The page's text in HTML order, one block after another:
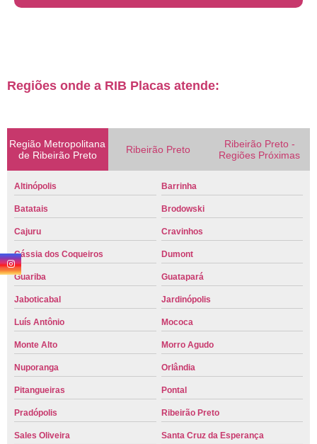
Regiões onde a RIB Placas atende:
Região Metropolitana
de Ribeirão Preto
Ribeirão Preto
Ribeirão Preto -
Regiões Próximas
Altinópolis Barrinha
Batatais Brodowski
Cajuru Cravinhos
Cássia dos Coqueiros Dumont
Guariba Guatapará
Jaboticabal Jardinópolis
Luís Antônio Mococa
Monte Alto Morro Agudo
Nuporanga Orlândia
Pitangueiras Pontal
Pradópolis Ribeirão Preto
Sales Oliveira Santa Cruz da Esperança